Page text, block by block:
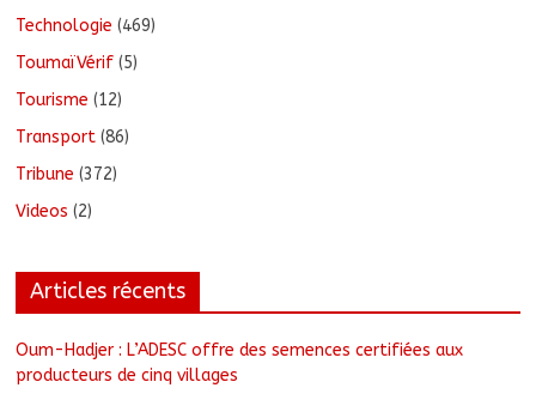
Technologie (469)
ToumaïVérif (5)
Tourisme (12)
Transport (86)
Tribune (372)
Videos (2)
Articles récents
Oum-Hadjer : L’ADESC offre des semences certifiées aux
producteurs de cinq villages